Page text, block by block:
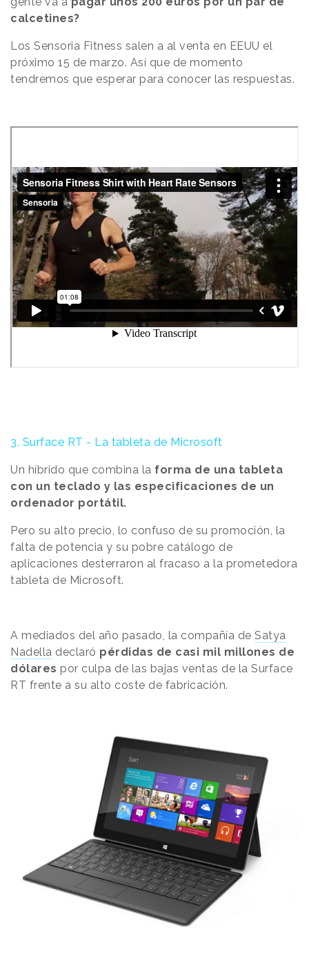
calcetines?
Los Sensoria Fitness salen a al venta en EEUU el
próximo 15 de marzo. Así que de momento
tendremos que esperar para conocer las respuestas.
3. Surface RT - La tableta de Microsoft
Un híbrido que combina la forma de una tableta
con un teclado y las especificaciones de un
ordenador portátil.
Pero su alto precio, lo confuso de su promoción, la
falta de potencia y su pobre catálogo de
aplicaciones desterraron al fracaso a la prometedora
tableta de Microsoft.
A mediados del año pasado, la compañía de Satya
Nadella declaró pérdidas de casi mil millones de
dólares por culpa de las bajas ventas de la Surface
RT frente a su alto coste de fabricación.